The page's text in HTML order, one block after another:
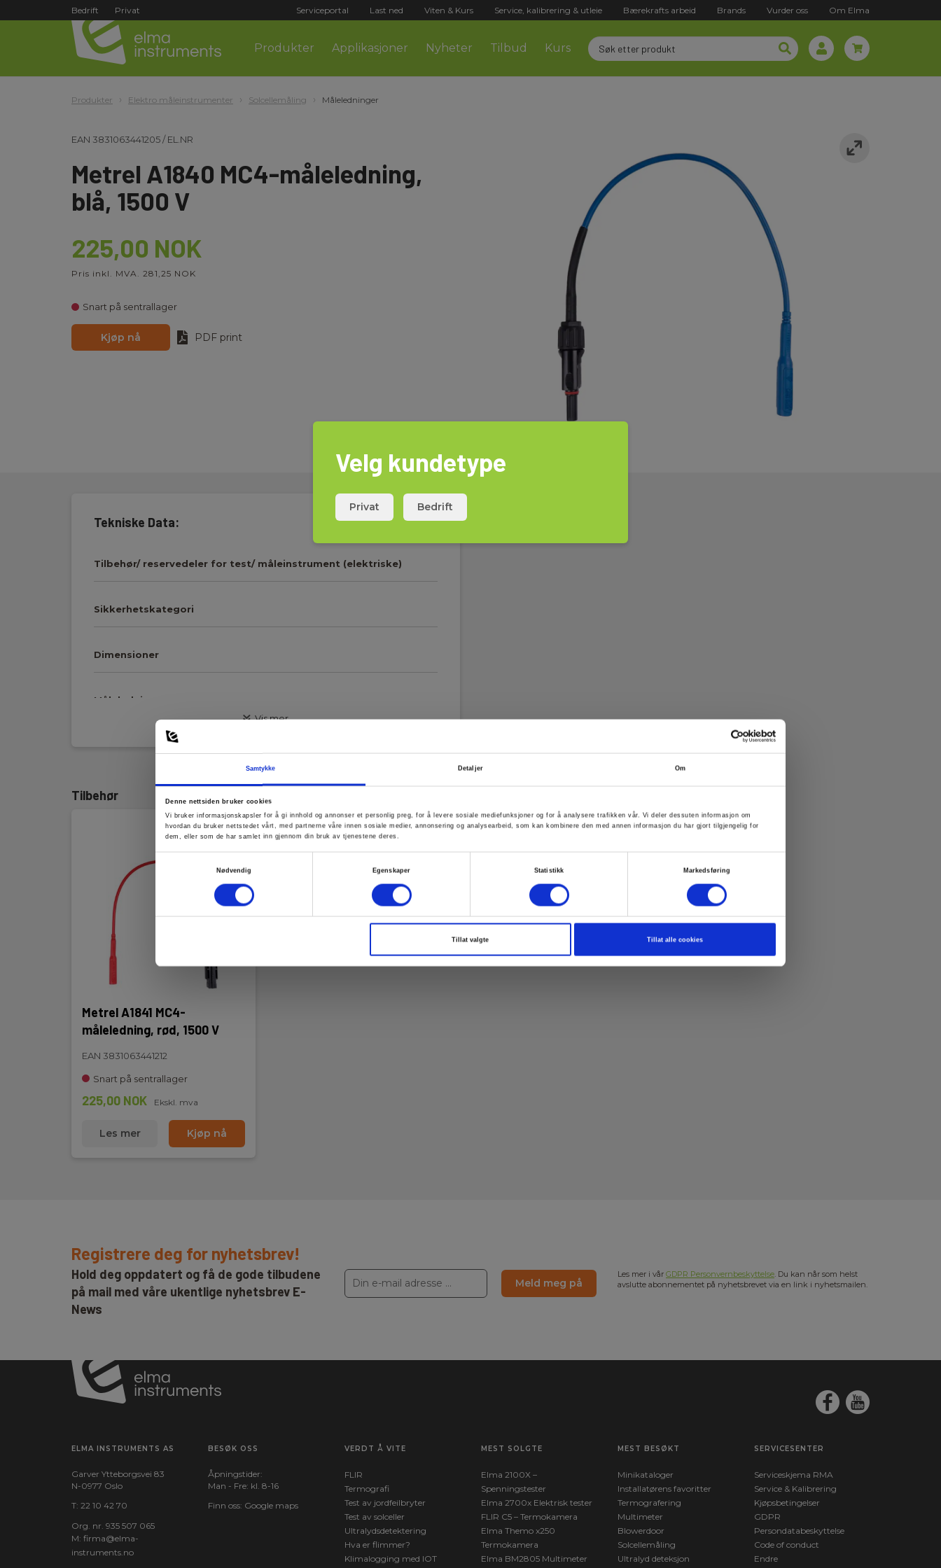
Samtykke Detaljer Om
Denne nettsiden bruker cookies
Vi bruker informasjonskapsler for å gi innhold og annonser et personlig preg, for å levere sosiale mediefunksjoner og for å analysere trafikken vår. Vi deler dessuten informasjon om
hvordan du bruker nettstedet vårt, med partnerne våre innen sosiale medier, annonsering og analysearbeid, som kan kombinere den med annen informasjon du har gjort tilgjengelig for
dem, eller som de har samlet inn gjennom din bruk av tjenestene deres.
Samtykkevalg
Nødvendig
Egenskaper Statistikk Markedsføring
Tillat valgte Tillat alle cookies
Bedrift Privat Serviceportal Last ned Viten & Kurs Service, kalibrering & utleie Bærekrafts arbeid Brands Vurder oss Om Elma
Produkter Applikasjoner Nyheter Tilbud Kurs
Produkter Elektro måleinstrumenter Solcellemåling Måleledninger
EAN 3831063441205/EL.NR
Metrel A1840 MC4-måleledning,
blå, 1500 V
225,00 NOK
Pris inkl. MVA. 281,25 NOK
Snart på sentrallager
Kjøp nå PDF print
Tekniske Data:
Tilbehør/ reservedeler for test/ måleinstrument (elektriske)
Sikkerhetskategori
Dimensioner
Måleledning
Blå
4 mm bananhunnplugg,MC4-hunnplugg
Vis mer
Tilbehør
Metrel A1841 MC4-
måleledning, rød, 1500 V
EAN 3831063441212
Snart på sentrallager
225,00 NOK Ekskl. mva
Les mer Kjøp nå
Registrere deg for nyhetsbrev!
Hold deg oppdatert og få de gode tilbudene
på mail med våre ukentlige nyhetsbrev E-
News
Meld meg på
Les mer i vår GDPR Personvernbeskyttelse. Du kan når som helst
avslutte abonnementet på nyhetsbrevet via en link i nyhetsmailen.
ELMA INSTRUMENTS AS
Garver Ytteborgsvei 83
N-0977 Oslo
T: 22 10 42 70
Org. nr. 935 507 065
M: firma@elma-
instruments.no​
BESØK OSS
Åpningstider:
Man - Fre: kl. 8-16
Finn oss: Google maps
VERDT Å VITE
FLIR
Termografi
Test av jordfeilbryter
Test av solceller
Ultralydsdetektering
Hva er flimmer?
Klimalogging med IOT
MEST SOLGTE
Elma 2100X –
Spenningstester
Elma 2700x Elektrisk tester
FLIR C5 – Termokamera
Elma Themo x250
Termokamera
Elma BM2805 Multimeter
MEST BESØKT
Minikataloger
Installatørens favoritter
Termografering
Multimeter
Blowerdoor
Solcellemåling
Ultralyd deteksjon
SERVICESENTER
Serviceskjema RMA
Service & Kalibrering
Kjøpsbetingelser
GDPR
Persondatabeskyttelse
Code of conduct
Endre
Velg kundetype
Privat Bedrift